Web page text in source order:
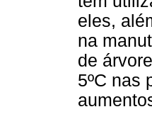
eles,
na
de
5ºC nas